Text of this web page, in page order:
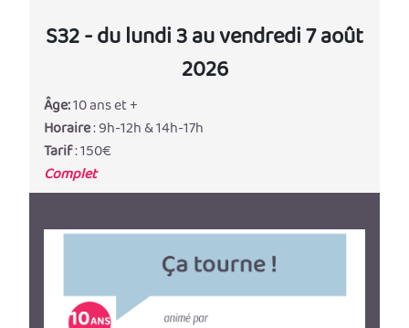
S32 - du lundi 3 au vendredi 7 août
2026
Âge:10 ans et +
Horaire: 9h-12h & 14h-17h
Tarif: 150€
Complet